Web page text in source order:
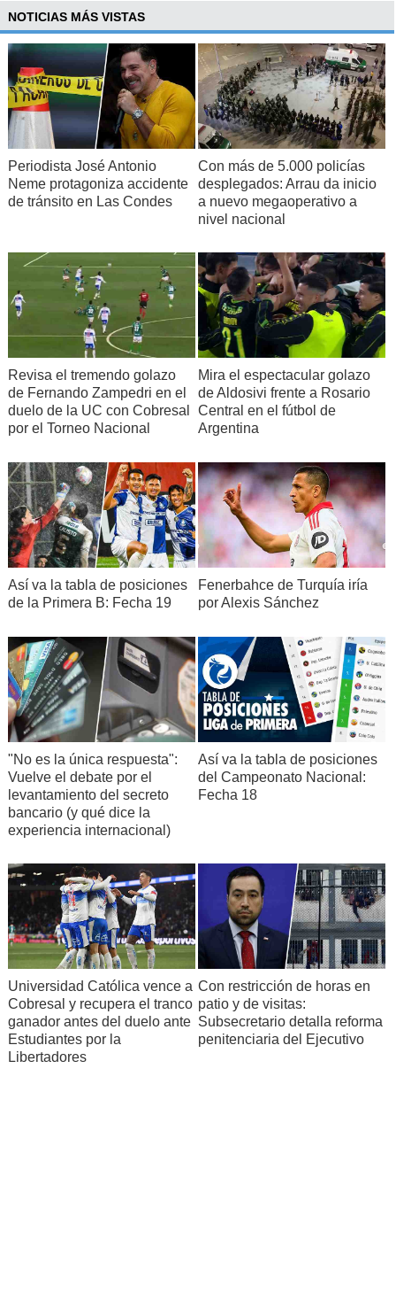
NOTICIAS MÁS VISTAS
Periodista José Antonio
Neme protagoniza accidente
de tránsito en Las Condes
Con más de 5.000 policías
desplegados: Arrau da inicio
a nuevo megaoperativo a
nivel nacional
Revisa el tremendo golazo
de Fernando Zampedri en el
duelo de la UC con Cobresal
por el Torneo Nacional
Mira el espectacular golazo
de Aldosivi frente a Rosario
Central en el fútbol de
Argentina
Así va la tabla de posiciones
de la Primera B: Fecha 19
Fenerbahce de Turquía iría
por Alexis Sánchez
"No es la única respuesta":
Vuelve el debate por el
levantamiento del secreto
bancario (y qué dice la
experiencia internacional)
Así va la tabla de posiciones
del Campeonato Nacional:
Fecha 18
Universidad Católica vence a
Cobresal y recupera el tranco
ganador antes del duelo ante
Estudiantes por la
Libertadores
Con restricción de horas en
patio y de visitas:
Subsecretario detalla reforma
penitenciaria del Ejecutivo